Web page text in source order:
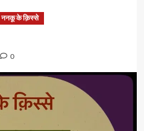
ननकू के क़िस्से
0